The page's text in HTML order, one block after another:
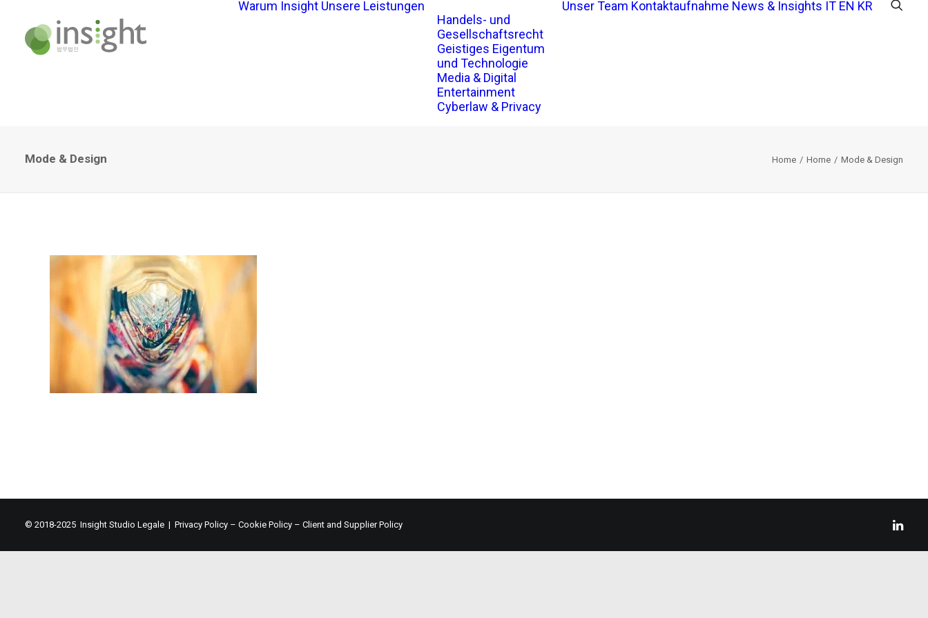
Warum Insight Unsere Leistungen
Handels- und
Gesellschaftsrecht
Geistiges Eigentum
und Technologie
Media & Digital
Entertainment
Cyberlaw & Privacy
Unser Team Kontaktaufnahme News & Insights IT EN KR
Mode & Design Home Home Mode & Design
© 2018-2025 Insight Studio Legale | Privacy Policy – Cookie Policy – Client and Supplier Policy